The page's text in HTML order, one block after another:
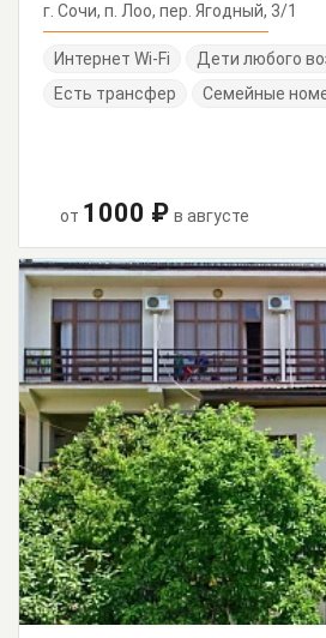
г. Сочи, п. Лоо, пер. Ягодный, 3/1
Интернет Wi-Fi
Дети любого
Есть трансфер
Семейные
от 1000 ₽ в августе